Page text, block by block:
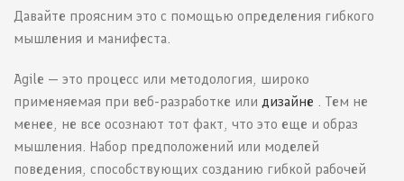
Давайте проясним это с помощью определения гибкого
мышления и манифеста.
Agile — это процесс или методология, широко
применяемая при веб-разработке или дизайне . Тем не
менее, не все осознают тот факт, что это еще и образ
мышления. Набор предположений или моделей
поведения, способствующих созданию гибкой рабочей